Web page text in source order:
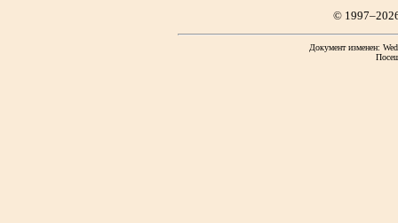
©
Документ изменен: